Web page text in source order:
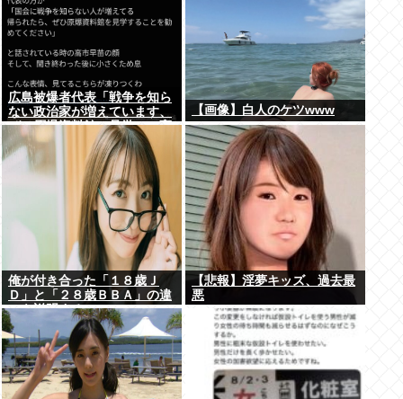
広島被爆者代表「戦争を知ら
ない政治家が増えています、
ぜひ原爆資料館に見学へ」高
市早苗「はぁ…(ため息)」ジ
ロッ
【画像】白人のケツwww
俺が付き合った「１８歳Ｊ
Ｄ」と「２８歳ＢＢＡ」の違
いを説明するwww
【悲報】淫夢キッズ、過去最
悪